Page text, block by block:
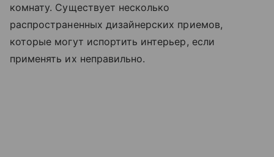
комнату. Существует несколько
распространенных дизайнерских приемов,
которые могут испортить интерьер, если
применять их неправильно.